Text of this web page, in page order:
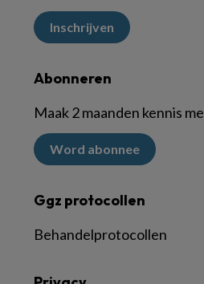
Inschrijven
Abonneren
Maak 2 maanden kennis
Word abonnee
Ggz protocollen
Behandelprotocollen